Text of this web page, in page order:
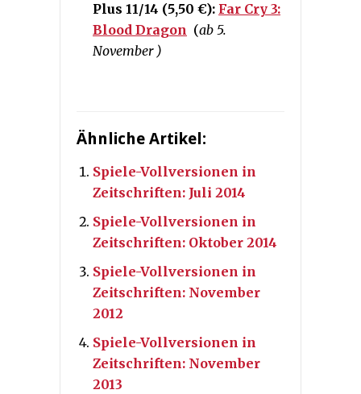
Plus 11/14 (5,50 €): Far Cry 3:
Blood Dragon (ab 5.
November )
Ähnliche Artikel:
Spiele-Vollversionen in
Zeitschriften: Juli 2014
Spiele-Vollversionen in
Zeitschriften: Oktober 2014
Spiele-Vollversionen in
Zeitschriften: November
2012
Spiele-Vollversionen in
Zeitschriften: November
2013